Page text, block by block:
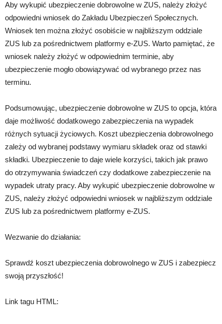
Aby wykupić ubezpieczenie dobrowolne w ZUS, należy złożyć
odpowiedni wniosek do Zakładu Ubezpieczeń Społecznych.
Wniosek ten można złożyć osobiście w najbliższym oddziale
ZUS lub za pośrednictwem platformy e-ZUS. Warto pamiętać, że
wniosek należy złożyć w odpowiednim terminie, aby
ubezpieczenie mogło obowiązywać od wybranego przez nas
terminu.
Podsumowując, ubezpieczenie dobrowolne w ZUS to opcja, która
daje możliwość dodatkowego zabezpieczenia na wypadek
różnych sytuacji życiowych. Koszt ubezpieczenia dobrowolnego
zależy od wybranej podstawy wymiaru składek oraz od stawki
składki. Ubezpieczenie to daje wiele korzyści, takich jak prawo
do otrzymywania świadczeń czy dodatkowe zabezpieczenie na
wypadek utraty pracy. Aby wykupić ubezpieczenie dobrowolne w
ZUS, należy złożyć odpowiedni wniosek w najbliższym oddziale
ZUS lub za pośrednictwem platformy e-ZUS.
Wezwanie do działania:
Sprawdź koszt ubezpieczenia dobrowolnego w ZUS i zabezpiecz
swoją przyszłość!
Link tagu HTML: